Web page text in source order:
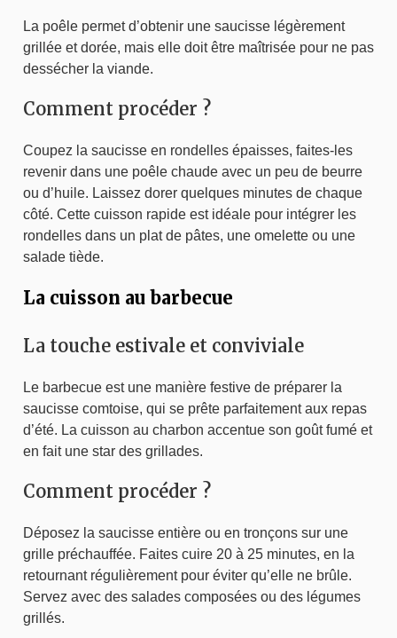
La poêle permet d’obtenir une saucisse légèrement
grillée et dorée, mais elle doit être maîtrisée pour ne pas
dessécher la viande.
Comment procéder ?
Coupez la saucisse en rondelles épaisses, faites-les
revenir dans une poêle chaude avec un peu de beurre
ou d’huile. Laissez dorer quelques minutes de chaque
côté. Cette cuisson rapide est idéale pour intégrer les
rondelles dans un plat de pâtes, une omelette ou une
salade tiède.
La cuisson au barbecue
La touche estivale et conviviale
Le barbecue est une manière festive de préparer la
saucisse comtoise, qui se prête parfaitement aux repas
d’été. La cuisson au charbon accentue son goût fumé et
en fait une star des grillades.
Comment procéder ?
Déposez la saucisse entière ou en tronçons sur une
grille préchauffée. Faites cuire 20 à 25 minutes, en la
retournant régulièrement pour éviter qu’elle ne brûle.
Servez avec des salades composées ou des légumes
grillés.